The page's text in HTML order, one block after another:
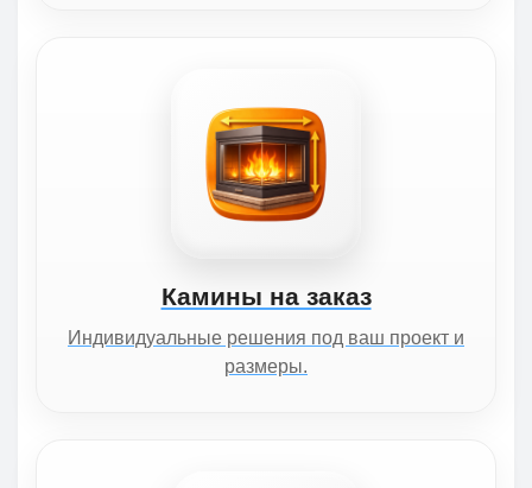
Камины на заказ
Индивидуальные решения под ваш проект и
размеры.